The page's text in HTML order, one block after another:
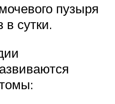
пузыря
в сутки.